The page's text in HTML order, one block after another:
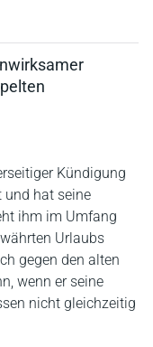
Kündigung
und hat seine
ihm im Umfang
Urlaubs
gegen den alten
wenn er seine
nicht gleichzeitig